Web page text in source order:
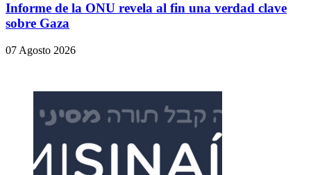
Informe de la ONU revela al fin una verdad clave
sobre Gaza
07 Agosto 2026